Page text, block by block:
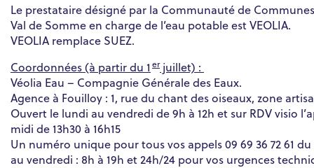
Le prestataire désigné par la Communauté de
Val de Somme en charge de l’eau potable est VEOLIA.
VEOLIA remplace SUEZ.
Coordonnées (à partir du 1 erjuillet) :
Véolia Eau – Compagnie Générale des Eaux.
Agence à Fouilloy : 1, rue du chant des oiseaux, zone
Ouvert le lundi au vendredi de 9h à 12h et sur RDV visio
midi de 13h30 à 16h15
Un numéro unique pour tous vos appels 09 69 36 72 61
au vendredi : 8h à 19h et 24h/24 pour vos urgences